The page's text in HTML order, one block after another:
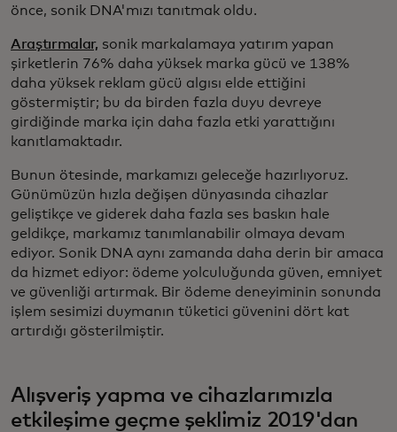
önce, sonik DNA'mızı tanıtmak oldu.
Araştırmalar, sonik markalamaya yatırım yapan
şirketlerin 76% daha yüksek marka gücü ve 138%
daha yüksek reklam gücü algısı elde ettiğini
göstermiştir; bu da birden fazla duyu devreye
girdiğinde marka için daha fazla etki yarattığını
kanıtlamaktadır.
Bunun ötesinde, markamızı geleceğe hazırlıyoruz.
Günümüzün hızla değişen dünyasında cihazlar
geliştikçe ve giderek daha fazla ses baskın hale
geldikçe, markamız tanımlanabilir olmaya devam
ediyor. Sonik DNA aynı zamanda daha derin bir amaca
da hizmet ediyor: ödeme yolculuğunda güven, emniyet
ve güvenliği artırmak. Bir ödeme deneyiminin sonunda
işlem sesimizi duymanın tüketici güvenini dört kat
artırdığı gösterilmiştir.
Alışveriş yapma ve cihazlarımızla
etkileşime geçme şeklimiz 2019'dan